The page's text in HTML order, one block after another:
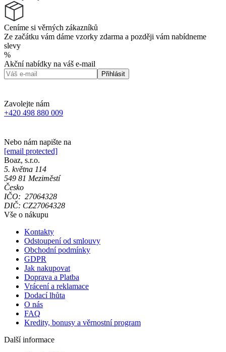
Ceníme si věrných zákazníků
Ze začátku vám dáme vzorky zdarma a později vám nabídneme
slevy
%
Akční nabídky na váš e-mail
Přihlásit
Zavolejte nám
+420 498 880 009
Nebo nám napište na
[email protected]
Boaz, s.r.o.
5. května 114
549 81 Meziměstí
Česko
IČO: 27064328
DIČ: CZ27064328
Vše o nákupu
Kontakty
Odstoupení od smlouvy
Obchodní podmínky
GDPR
Jak nakupovat
Doprava a Platba
Vrácení a reklamace
Dodací lhůta
O nás
FAQ
Kredity, bonusy a věrnostní program
Další informace